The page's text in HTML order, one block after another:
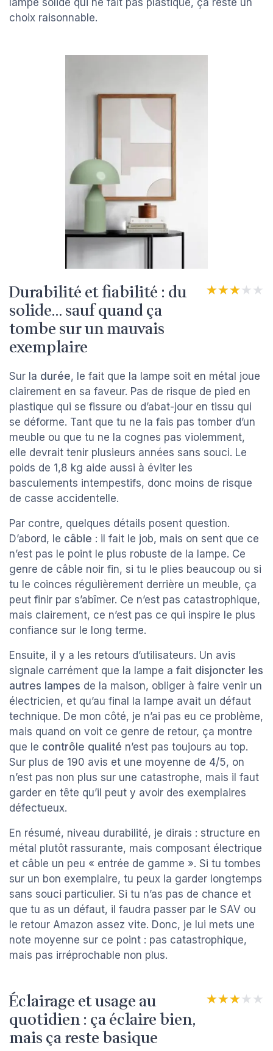
lampe solide qui ne fait pas plastique, ça reste un
choix raisonnable.
Durabilité et fiabilité : du
solide… sauf quand ça
tombe sur un mauvais
exemplaire
★★★★★
★★★★★
Sur la durée, le fait que la lampe soit en métal joue
clairement en sa faveur. Pas de risque de pied en
plastique qui se fissure ou d’abat-jour en tissu qui
se déforme. Tant que tu ne la fais pas tomber d’un
meuble ou que tu ne la cognes pas violemment,
elle devrait tenir plusieurs années sans souci. Le
poids de 1,8 kg aide aussi à éviter les
basculements intempestifs, donc moins de risque
de casse accidentelle.
Par contre, quelques détails posent question.
D’abord, le câble : il fait le job, mais on sent que ce
n’est pas le point le plus robuste de la lampe. Ce
genre de câble noir fin, si tu le plies beaucoup ou si
tu le coinces régulièrement derrière un meuble, ça
peut finir par s’abîmer. Ce n’est pas catastrophique,
mais clairement, ce n’est pas ce qui inspire le plus
confiance sur le long terme.
Ensuite, il y a les retours d’utilisateurs. Un avis
signale carrément que la lampe a fait disjoncter les
autres lampes de la maison, obliger à faire venir un
électricien, et qu’au final la lampe avait un défaut
technique. De mon côté, je n’ai pas eu ce problème,
mais quand on voit ce genre de retour, ça montre
que le contrôle qualité n’est pas toujours au top.
Sur plus de 190 avis et une moyenne de 4/5, on
n’est pas non plus sur une catastrophe, mais il faut
garder en tête qu’il peut y avoir des exemplaires
défectueux.
En résumé, niveau durabilité, je dirais : structure en
métal plutôt rassurante, mais composant électrique
et câble un peu « entrée de gamme ». Si tu tombes
sur un bon exemplaire, tu peux la garder longtemps
sans souci particulier. Si tu n’as pas de chance et
que tu as un défaut, il faudra passer par le SAV ou
le retour Amazon assez vite. Donc, je lui mets une
note moyenne sur ce point : pas catastrophique,
mais pas irréprochable non plus.
Éclairage et usage au
quotidien : ça éclaire bien,
mais ça reste basique
★★★★★
★★★★★